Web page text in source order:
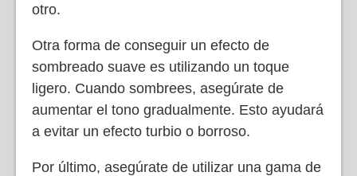
otro.
Otra forma de conseguir un efecto de
sombreado suave es utilizando un toque
ligero. Cuando sombrees, asegúrate de
aumentar el tono gradualmente. Esto ayudará
a evitar un efecto turbio o borroso.
Por último, asegúrate de utilizar una gama de